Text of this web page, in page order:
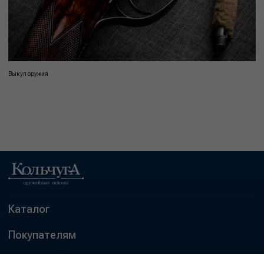
Выкуп оружия
Каталог
Покупателям